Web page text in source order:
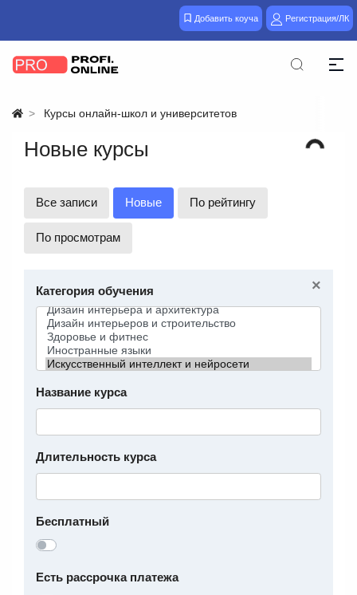
Добавить коуча Регистрация/ЛК
Курсы онлайн-школ и университетов
Новые курсы
Все записи Новые По рейтингу
По просмотрам
×
Категория обучения
Название курса
Длительность курса
Бесплатный
Есть рассрочка платежа